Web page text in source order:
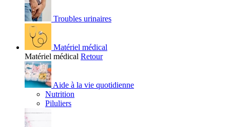
Troubles urinaires
Matériel médical
Matériel médical Retour
Aide à la vie quotidienne
Nutrition
Piluliers